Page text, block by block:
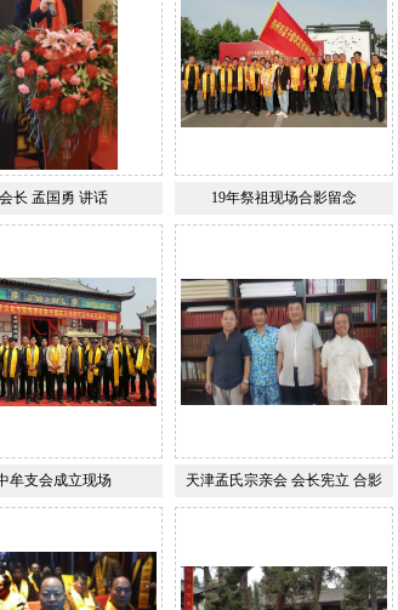
会长 孟国勇 讲话 19年祭祖现场合影留念
牟支会成立现场 天津孟氏宗亲会 会长宪立 合影